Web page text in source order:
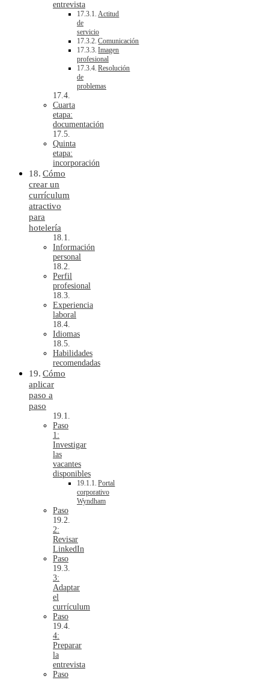
entrevista
Actitud
de
servicio
Comunicación
Imagen
profesional
Resolución
de
problemas
Cuarta
etapa:
documentación
Quinta
etapa:
incorporación
Cómo
crear un
currículum
atractivo
para
hotelería
Información
personal
Perfil
profesional
Experiencia
laboral
Idiomas
Habilidades
recomendadas
Cómo
aplicar
paso a
paso
Paso
1:
Investigar
las
vacantes
disponibles
Portal
corporativo
Wyndham
Paso
2:
Revisar
LinkedIn
Paso
3:
Adaptar
el
currículum
Paso
4:
Preparar
la
entrevista
Paso